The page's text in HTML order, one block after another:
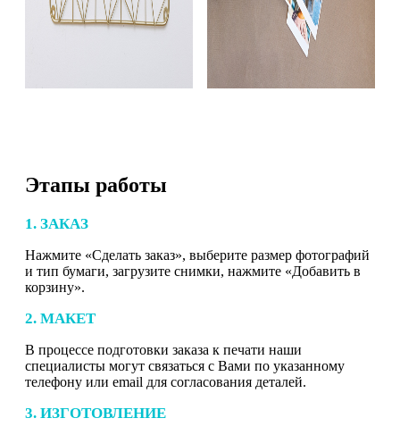
Этапы работы
1. ЗАКАЗ
Нажмите «Сделать заказ», выберите размер фотографий
и тип бумаги, загрузите снимки, нажмите «Добавить в
корзину».
2. МАКЕТ
В процессе подготовки заказа к печати наши
специалисты могут связаться с Вами по указанному
телефону или email для согласования деталей.
3. ИЗГОТОВЛЕНИЕ